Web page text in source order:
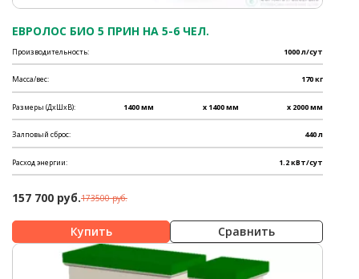
ЕВРОЛОС БИО 5 ПРИН НА 5-6 ЧЕЛ.
Производительность: 1000 л/сут
Масса/вес: 170 кг
Размеры (ДхШхВ): 1400 мм x 1400 мм x 2000 мм
Залповый сброс: 440 л
Расход энергии: 1.2 кВт/сут
157 700 руб.173500 руб.
Сравнить